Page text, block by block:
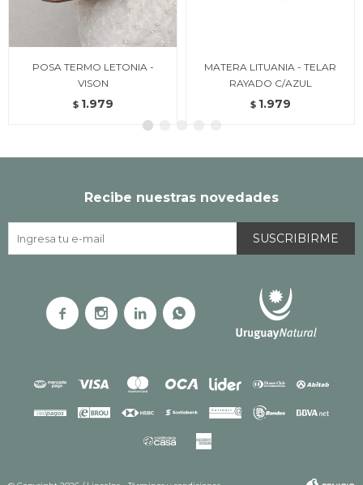
POSA TERMO LETONIA -
VISON
$ 1.979
MATERA LITUANIA - TELAR
RAYADO C/AZUL
$ 1.979
Recibe nuestras novedades
SUSCRIBIRME
   